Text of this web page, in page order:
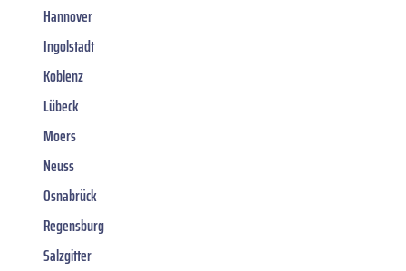
Hannover
Ingolstadt
Koblenz
Lübeck
Moers
Neuss
Osnabrück
Regensburg
Salzgitter